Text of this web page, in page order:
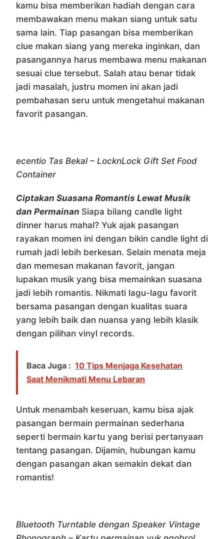
kamu bisa memberikan hadiah dengan cara
membawakan menu makan siang untuk satu
sama lain. Tiap pasangan bisa memberikan
clue makan siang yang mereka inginkan, dan
pasangannya harus membawa menu makanan
sesuai clue tersebut. Salah atau benar tidak
jadi masalah, justru momen ini akan jadi
pembahasan seru untuk mengetahui makanan
favorit pasangan.
ecentio Tas Bekal – LocknLock Gift Set Food
Container
Ciptakan Suasana Romantis Lewat Musik
dan Permainan Siapa bilang candle light
dinner harus mahal? Yuk ajak pasangan
rayakan momen ini dengan bikin candle light di
rumah jadi lebih berkesan. Selain menata meja
dan memesan makanan favorit, jangan
lupakan musik yang bisa memainkan suasana
jadi lebih romantis. Nikmati lagu-lagu favorit
bersama pasangan dengan kualitas suara
yang lebih baik dan nuansa yang lebih klasik
dengan pilihan vinyl records.
Baca Juga : 10 Tips Menjaga Kesehatan
Saat Menikmati Menu Lebaran
Untuk menambah keseruan, kamu bisa ajak
pasangan bermain permainan sederhana
seperti bermain kartu yang berisi pertanyaan
tentang pasangan. Dijamin, hubungan kamu
dengan pasangan akan semakin dekat dan
romantis!
Bluetooth Turntable dengan Speaker Vintage